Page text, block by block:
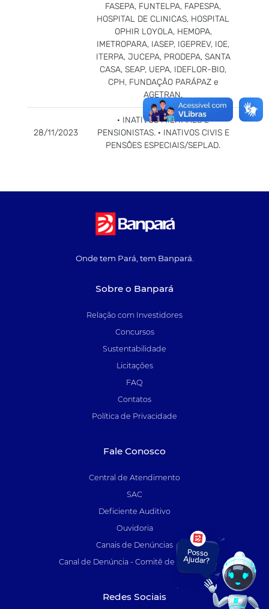
FASEPA, FUNTELPA, FAPESPA,
HOSPITAL DE CLINICAS, HOSPITAL
OPHIR LOYOLA, HEMOPA,
IMETROPARA, IASEP, IGEPREV, IOE,
ITERPA, JUCEPA, PRODEPA, SANTA
CASA, SEAP, UEPA, IDEFLOR-BIO,
CPH, FUNDAÇÃO PARÁPAZ e
AGETRAN.
28/11/2023
· INATIVOS MILITARES E
PENSIONISTAS. · INATIVOS CIVIS E
PENSÕES ESPECIAIS/SEPLAD.
Onde tem Pará, tem Banpará.
Sobre o Banpará
Relação com Investidores
Concursos
Sustentabilidade
Licitações
FAQ
Contatos
Política de Privacidade
Fale Conosco
Central de Atendimento
SAC
Deficiente Auditivo
Ouvidoria
Canais de Denúncias
Canal de Denúncia - Comitê de Auditoria
Redes Sociais